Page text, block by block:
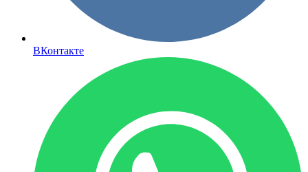
ВКонтакте